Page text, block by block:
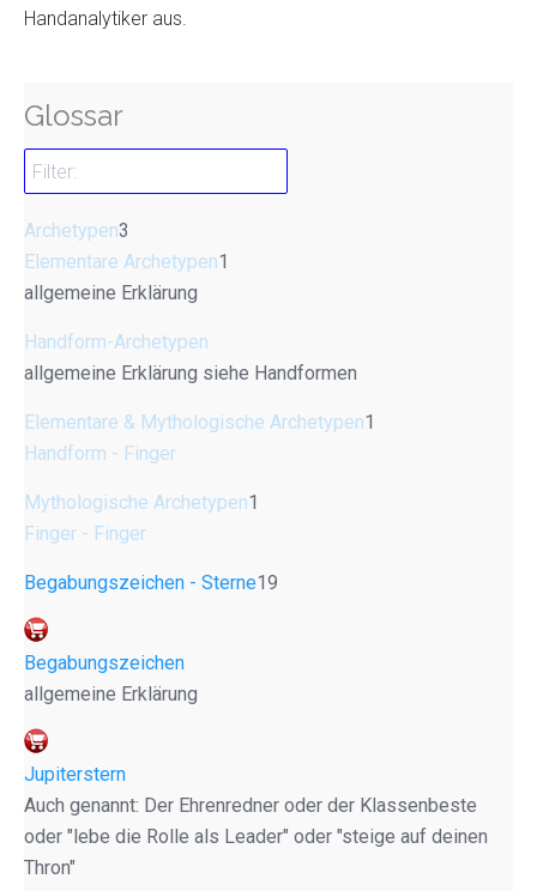
Handanalytiker aus.
Glossar
Archetypen3
Elementare Archetypen1
allgemeine Erklärung
Handform-Archetypen
allgemeine Erklärung siehe Handformen
Elementare & Mythologische Archetypen1
Handform - Finger
Mythologische Archetypen1
Finger - Finger
Begabungszeichen - Sterne19
Begabungszeichen
allgemeine Erklärung
Jupiterstern
Auch genannt: Der Ehrenredner oder der Klassenbeste
oder "lebe die Rolle als Leader" oder "steige auf deinen
Thron"